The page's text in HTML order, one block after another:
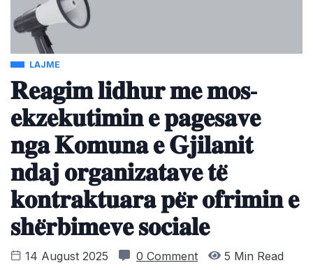
LAJME
𝐑𝐞𝐚𝐠𝐢𝐦 𝐥𝐢𝐝𝐡𝐮𝐫 𝐦𝐞 𝐦𝐨𝐬-
𝐞𝐤𝐳𝐞𝐤𝐮𝐭𝐢𝐦𝐢𝐧 𝐞 𝐩𝐚𝐠𝐞𝐬𝐚𝐯𝐞
𝐧𝐠𝐚 𝐊𝐨𝐦𝐮𝐧𝐚 𝐞 𝐆𝐣𝐢𝐥𝐚𝐧𝐢𝐭
𝐧𝐝𝐚𝐣 𝐨𝐫𝐠𝐚𝐧𝐢𝐳𝐚𝐭𝐚𝐯𝐞 𝐭𝐞̈
𝐤𝐨𝐧𝐭𝐫𝐚𝐤𝐭𝐮𝐚𝐫𝐚 𝐩𝐞̈𝐫 𝐨𝐟𝐫𝐢𝐦𝐢𝐧 𝐞
𝐬𝐡𝐞̈𝐫𝐛𝐢𝐦𝐞𝐯𝐞 𝐬𝐨𝐜𝐢𝐚𝐥𝐞
14 August 2025 0 Comment 5 Min Read